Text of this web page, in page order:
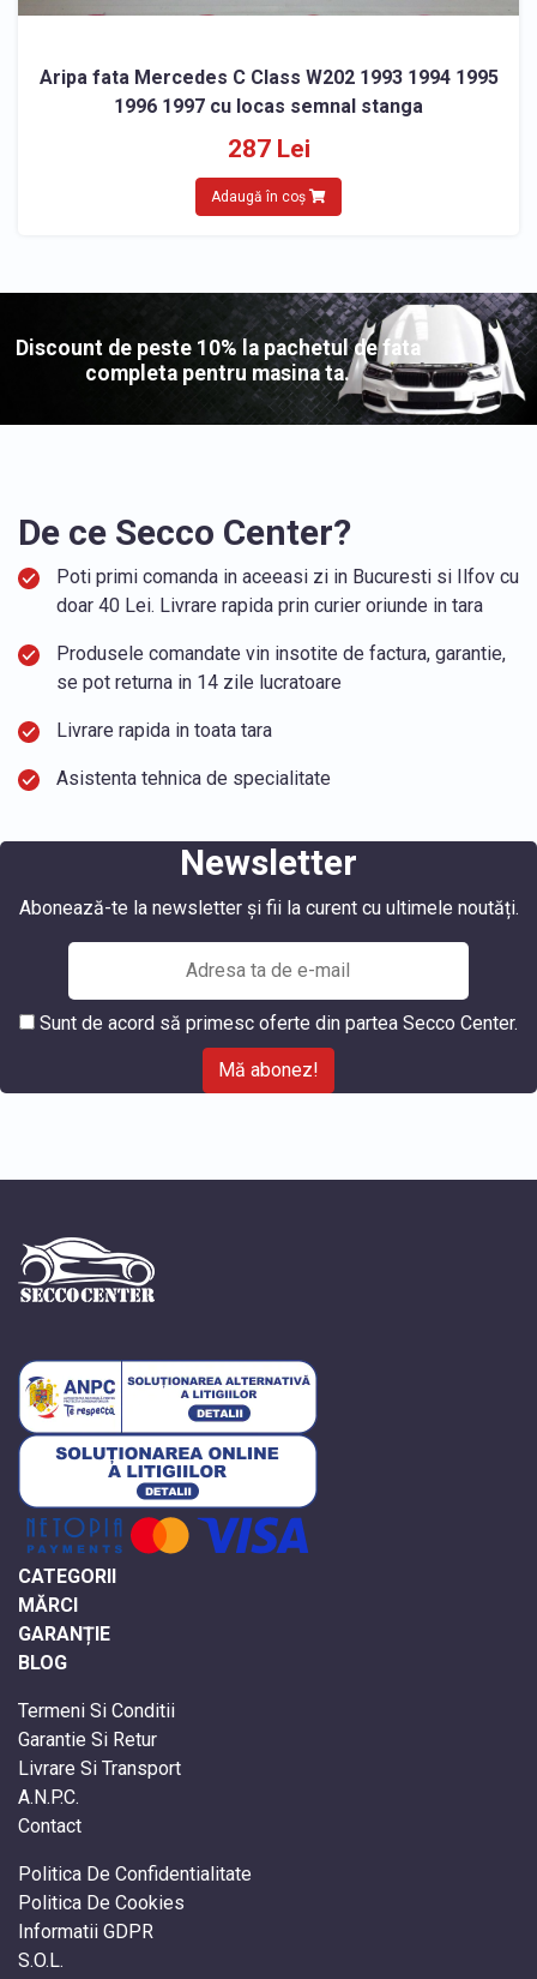
Aripa fata Mercedes C Class W202 1993 1994 1995
1996 1997 cu locas semnal stanga
287 Lei
Adaugă în coș
Discount de peste 10% la pachetul de fata
completa pentru masina ta.
De ce Secco Center?
Poti primi comanda in aceeasi zi in Bucuresti si Ilfov cu
doar 40 Lei. Livrare rapida prin curier oriunde in tara
Produsele comandate vin insotite de factura, garantie,
se pot returna in 14 zile lucratoare
Livrare rapida in toata tara
Asistenta tehnica de specialitate
Newsletter
Abonează-te la newsletter și fii la curent cu ultimele noutăți.
Sunt de acord să primesc oferte din partea Secco Center.
Mă abonez!
CATEGORII
MĂRCI
GARANȚIE
BLOG
Termeni Si Conditii
Garantie Si Retur
Livrare Si Transport
A.N.P.C.
Contact
Politica De Confidentialitate
Politica De Cookies
Informatii GDPR
S.O.L.